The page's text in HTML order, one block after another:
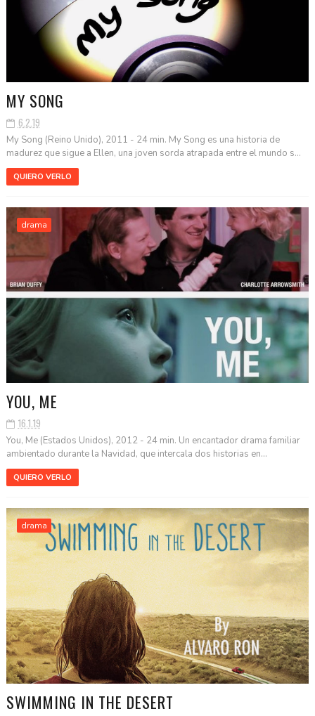
MY SONG
6.2.19
My Song (Reino Unido), 2011 - 24 min. My Song es una historia de
madurez que sigue a Ellen, una joven sorda atrapada entre el mundo s...
QUIERO VERLO
drama
YOU, ME
16.1.19
You, Me (Estados Unidos), 2012 - 24 min. Un encantador drama familiar
ambientado durante la Navidad, que intercala dos historias en...
QUIERO VERLO
drama
SWIMMING IN THE DESERT